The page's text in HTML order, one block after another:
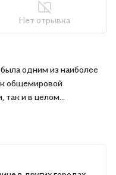
Нет отрывка
одним из наиболее
общемировой
так и в целом
достигало как своих
до полного запрета